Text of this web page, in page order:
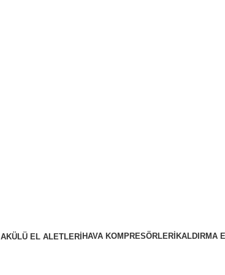
AKÜLÜ EL ALETLERİ HAVA KOMPRESÖRLERİ KALDIRMA